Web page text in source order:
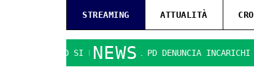
STREAMING ATTUALITÀ
NEWS
IL GIOCO SI FA DURO. IL PD DENUNCIA INCARICHI PER